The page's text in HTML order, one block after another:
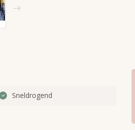
Sneldrogend